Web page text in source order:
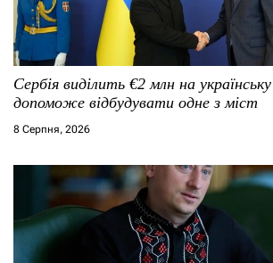
а
п
и
с
м
и
с
і
в
Сербія виділить €2 млн на
допоможе відбудувати одне з міст
8 Серпня, 2026